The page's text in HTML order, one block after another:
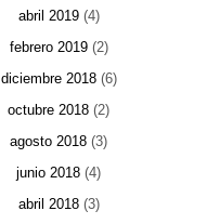
abril 2019(4)
febrero 2019(2)
diciembre 2018(6)
octubre 2018 (2)
agosto 2018 (3)
junio 2018 (4)
abril 2018(3)